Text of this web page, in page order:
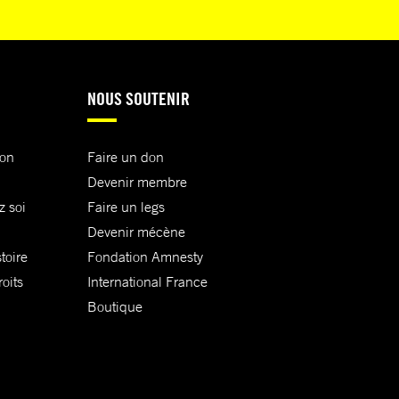
soi
NOUS SOUTENIR
Faire un don
Devenir membre
Faire un legs
Devenir mécène
Fondation Amnesty
International France
Boutique